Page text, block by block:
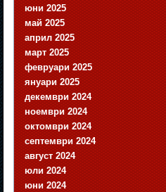
юни 2025
май 2025
април 2025
март 2025
февруари 2025
януари 2025
декември 2024
ноември 2024
октомври 2024
септември 2024
август 2024
юли 2024
юни 2024